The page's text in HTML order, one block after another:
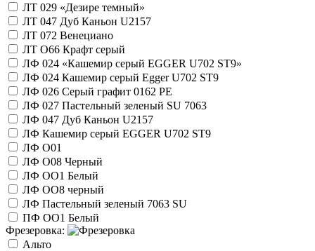
ЛТ 029 «Дезире темный»
ЛТ 047 Дуб Каньон U2157
ЛТ 072 Венециано
ЛТ О66 Крафт серый
ЛФ 024 «Кашемир серый EGGER U702 ST9»
ЛФ 024 Кашемир серый Egger U702 ST9
ЛФ 026 Серый графит 0162 РE
ЛФ 027 Пастельный зеленый SU 7063
ЛФ 047 Дуб Каньон U2157
ЛФ Кашемир серый EGGER U702 ST9
ЛФ О01
ЛФ О08 Черный
ЛФ ОО1 Белый
ЛФ ОО8 черный
ЛФ Пастельный зеленый 7063 SU
ПФ ОО1 Белый
Фрезеровка:
Альто